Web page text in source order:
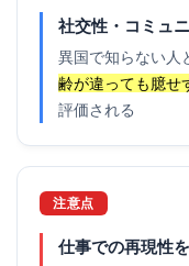
社交性・コミュ
異国で知らない人
齢が違っても臆せ
評価される
注意点
仕事での再現性